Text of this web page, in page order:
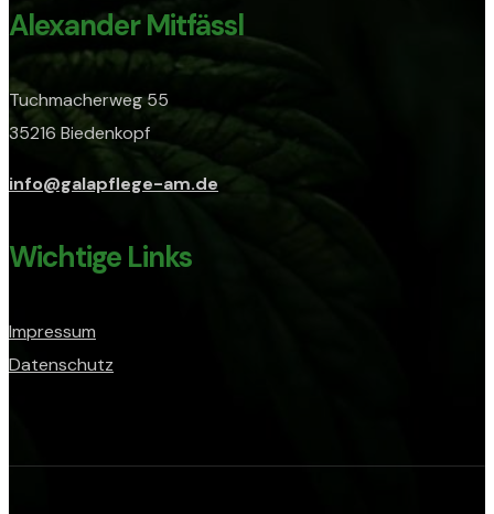
Alexander Mitfässl
Tuchmacherweg 55
35216 Biedenkopf
info@galapflege-am.de
Wichtige Links
Impressum
Datenschutz